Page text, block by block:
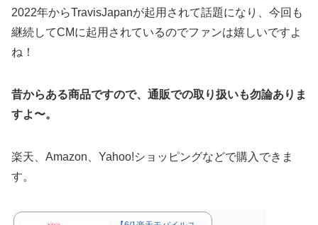
2022年からTravisJapanが起用されて話題になり、今回も
継続してCMに起用されているのでファンは嬉しいですよ
ね！
昔からある商品ですので、通販での取り扱いも勿論ありま
すよ〜。
楽天、Amazon、Yahoo!ショッピングなどで購入できま
す。